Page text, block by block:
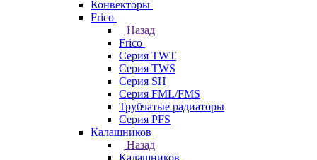
Конвекторы
Frico
Назад
Frico
Серия TWT
Серия TWS
Серия SH
Серия FML/FMS
Трубчатые радиаторы
Серия PFS
Калашников
Назад
Калашников